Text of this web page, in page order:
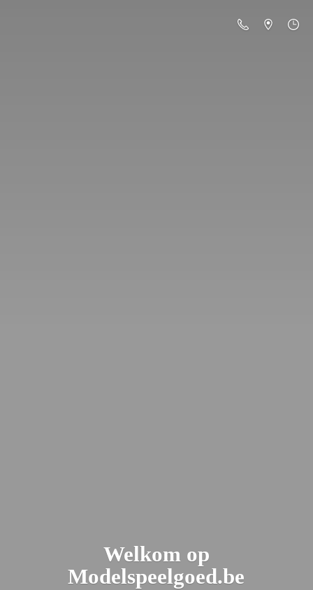
Welkom op
Modelspeelgoed.be